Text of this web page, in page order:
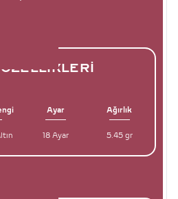
Ayar Ağırlık
18 Ayar 5.45 gr